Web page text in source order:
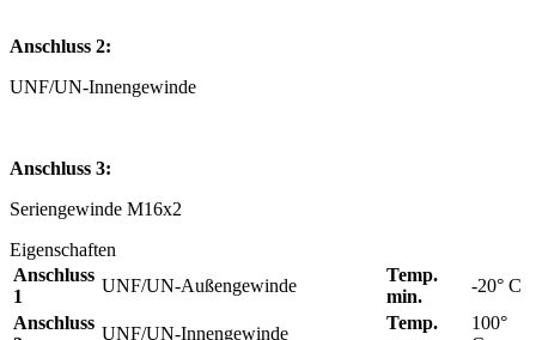
Anschluss 2:
UNF/UN-Innengewinde
Anschluss 3:
Seriengewinde M16x2
Eigenschaften
Anschluss
1
UNF/UN-Außengewinde
Temp.
min.
-20° C
Anschluss
UNF/UN-Innengewinde
Temp.
100°